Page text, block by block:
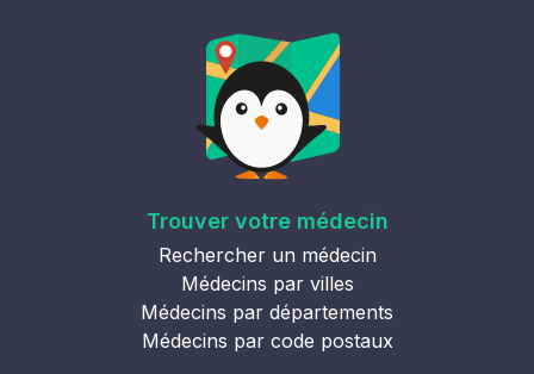
Trouver votre médecin
Rechercher un médecin
Médecins par villes
Médecins par départements
Médecins par code postaux